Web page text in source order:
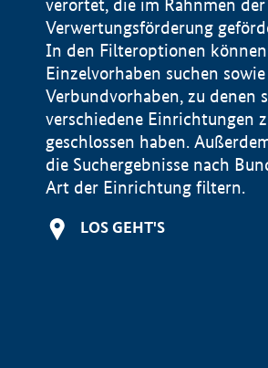
verortet, die im Rahnmen der
Verwertungsförderung
In den Filteroptionen können
Einzelvorhaben suchen
Verbundvorhaben, zu denen
verschiedene Einrichtungen
geschlossen haben.
die Suchergebnisse nach
Art der Einrichtung filtern.
LOS GEHT'S